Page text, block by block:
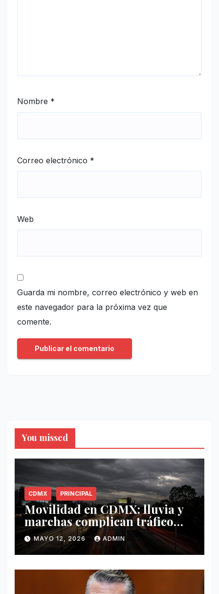
Nombre *
Correo electrónico *
Web
Guarda mi nombre, correo electrónico y web en
este navegador para la próxima vez que
comente.
You missed
CDMX PRINCIPAL
Movilidad en CDMX: lluvia y
marchas complican tráfico
este 12 de mayo
MAYO 12, 2026 ADMIN